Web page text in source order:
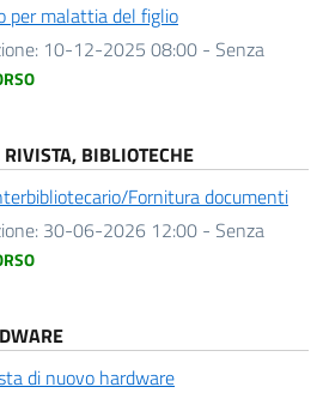
per malattia del figlio
10-12-2025 08:00 - Senza
BIBLIOTECHE
Fornitura documenti
30-06-2026 12:00 - Senza
di nuovo hardware